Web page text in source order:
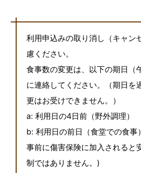
利用申込みの取り消し（キャン
慮ください。
食事数の変更は、以下の期日（
に連絡してください。（期日を
更はお受けできません。）
a: 利用日の4日前（野外調理）
b: 利用日の前日（食堂での食事）
事前に傷害保険に加入されると
制ではありません。)